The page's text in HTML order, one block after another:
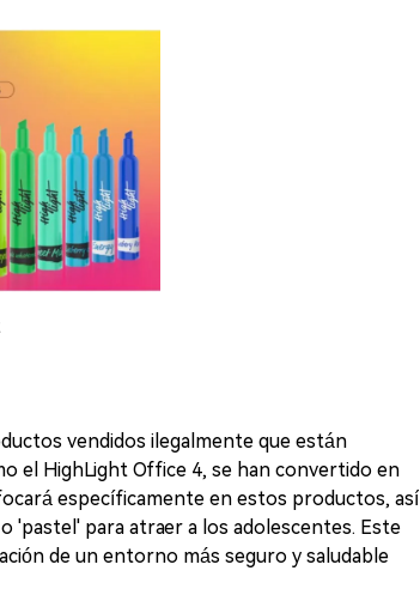
vendidos ilegalmente que están
el HighLight Office 4, se han convertido en
específicamente en estos productos, así
'pastel' para atraer a los adolescentes. Este
de un entorno más seguro y saludable